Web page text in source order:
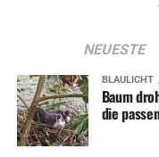
NEUESTE
BLAULICHT
Baum
die